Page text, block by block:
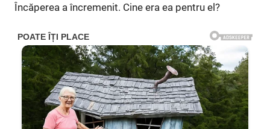
Încăperea a încremenit. Cine era ea pentru el?